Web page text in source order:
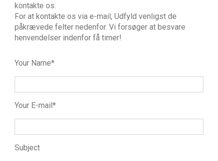
kontakte os.
For at kontakte os via e-mail, Udfyld venligst de
påkrævede felter nedenfor. Vi forsøger at besvare
henvendelser indenfor få timer!
Your Name*
Your E-mail*
Subject